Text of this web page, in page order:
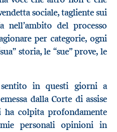
sociale, tagliente sui
nell’ambito del processo
per categorie, ogni
storia, le “sue” prove, le
in questi giorni a
dalla Corte di assise
ha colpita profondamente
personali opinioni in